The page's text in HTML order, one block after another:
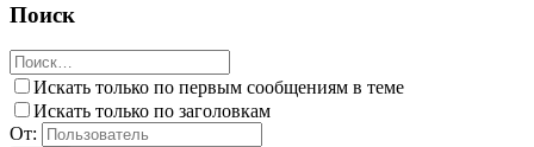
Поиск
Искать только по первым сообщениям в теме
Искать только по заголовкам
От: